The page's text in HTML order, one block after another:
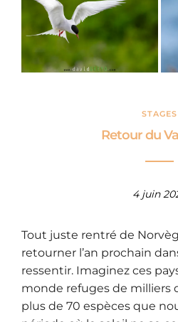
STAGES
Retour du
4 juin
Tout juste rentré de
retourner l’an prochain
ressentir. Imaginez ces
monde refuges de milliers
plus de 70 espèces que